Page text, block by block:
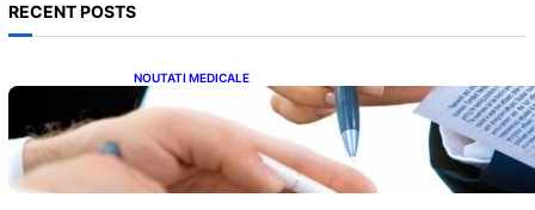
RECENT POSTS
NOUTATI MEDICALE
Acordul României cu Banca Mondială: O
Analiză Detaliată a Împrumutului și
Condițiilor Impuse